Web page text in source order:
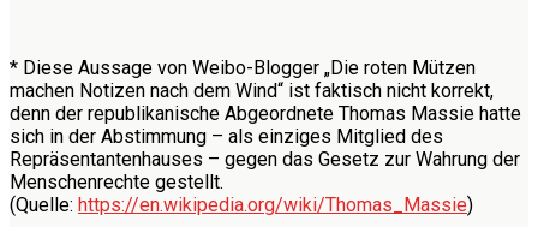
* Diese Aussage von Weibo-Blogger „Die roten Mützen
machen Notizen nach dem Wind“ ist faktisch nicht korrekt,
denn der republikanische Abgeordnete Thomas Massie hatte
sich in der Abstimmung – als einziges Mitglied des
Repräsentantenhauses – gegen das Gesetz zur Wahrung der
Menschenrechte gestellt.
(Quelle: https://en.wikipedia.org/wiki/Thomas_Massie)